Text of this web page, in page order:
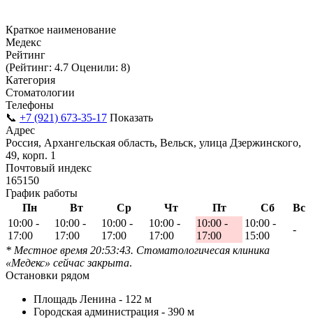
Краткое наименование
Медекс
Рейтинг
(Рейтинг: 4.7 Оценили: 8)
Категория
Стоматологии
Телефоны
📞 +7 (921) 673-35-17 Показать
Адрес
Россия, Архангельская область, Вельск, улица Дзержинского,
49, корп. 1
Почтовый индекс
165150
График работы
Пн
Вт Ср Чт Пт Сб
Вс
10:00 -
17:00
10:00 -
17:00
10:00 -
17:00
10:00 -
17:00
10:00 -
17:00
10:00 -
15:00
-
* Местное время 20:53:43. Стоматологичесая клиника
«Медекс» сейчас закрыта.
Остановки рядом
Площадь Ленина - 122 м
Городская администрация - 390 м